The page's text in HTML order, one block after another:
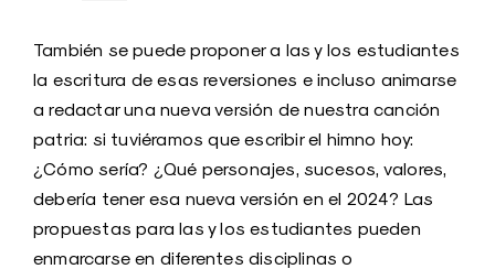
También se puede proponer a las y los estudiantes
la escritura de esas reversiones e incluso animarse
a redactar una nueva versión de nuestra canción
patria: si tuviéramos que escribir el himno hoy:
¿Cómo sería? ¿Qué personajes, sucesos, valores,
debería tener esa nueva versión en el 2024? Las
propuestas para las y los estudiantes pueden
enmarcarse en diferentes disciplinas o